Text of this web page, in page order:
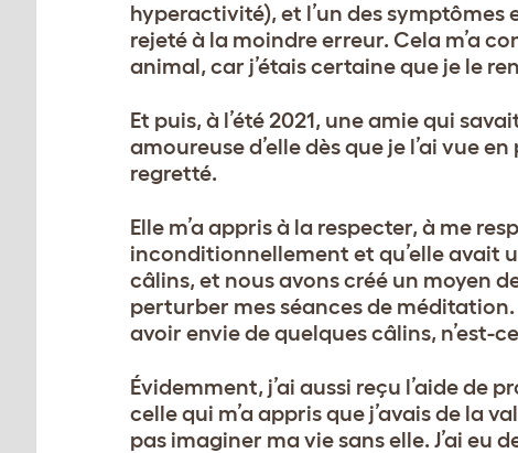
hyperactivité), et l’un des symptômes
rejeté à la moindre erreur. Cela m’a
animal, car j’étais certaine que je le
Et puis, à l’été 2021, une amie qui
amoureuse d’elle dès que je l’ai vue
regretté.
Elle m’a appris à la respecter, à me
inconditionnellement et qu’elle avait
câlins, et nous avons créé un moyen
perturber mes séances de méditation.
avoir envie de quelques câlins, n’est-
Évidemment, j’ai aussi reçu l’aide de
celle qui m’a appris que j’avais de la
pas imaginer ma vie sans elle. J’ai eu